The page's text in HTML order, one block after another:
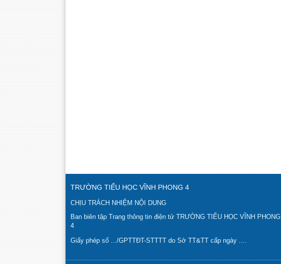
TRƯỜNG TIỂU HỌC VĨNH PHONG 4
CHỊU TRÁCH NHIỆM NỘI DUNG
Ban biên tập Trang thông tin điện tử TRƯỜNG TIỂU HỌC VĨNH PHONG
4
Giấy phép số .../GPTTĐT-STTTT do Sở TT&TT cấp ngày ....